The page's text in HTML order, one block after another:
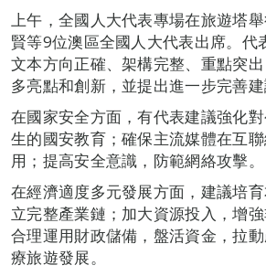
上午，全國人大代表專場在旅遊塔
賢等9位澳區全國人大代表出席。代
文本方向正確、架構完整、重點突
多亮點和創新，並提出進一步完善建
在國家安全方面，有代表建議強化
生的國安教育；確保主流媒體在互
用；提高安全意識，防範網絡攻擊。
在經濟適度多元發展方面，建議培
立完整產業鏈；加大資源投入，增
合理運用財政儲備，盤活資金，拉
療旅遊發展。